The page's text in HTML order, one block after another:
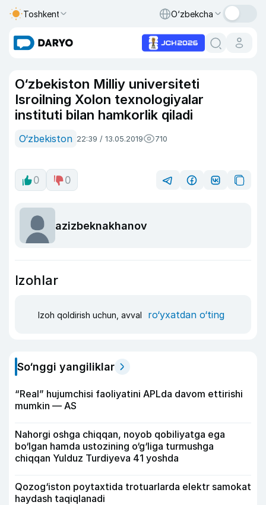
Toshkent O‘zbekcha
O‘zbekiston Milliy universiteti
Isroilning Xolon texnologiyalar
instituti bilan hamkorlik qiladi
O‘zbekiston 22:39 / 13.05.2019 710
0 0
azizbeknakhanov
Izohlar
Izoh qoldirish uchun, avval ro‘yxatdan o‘ting
So‘nggi yangiliklar
“Real” hujumchisi faoliyatini APLda davom ettirishi
mumkin — AS
Nahorgi oshga chiqqan, noyob qobiliyatga ega
bo‘lgan hamda ustozining o‘g‘liga turmushga
chiqqan Yulduz Turdiyeva 41 yoshda
Qozog‘iston poytaxtida trotuarlarda elektr samokat
haydash taqiqlanadi